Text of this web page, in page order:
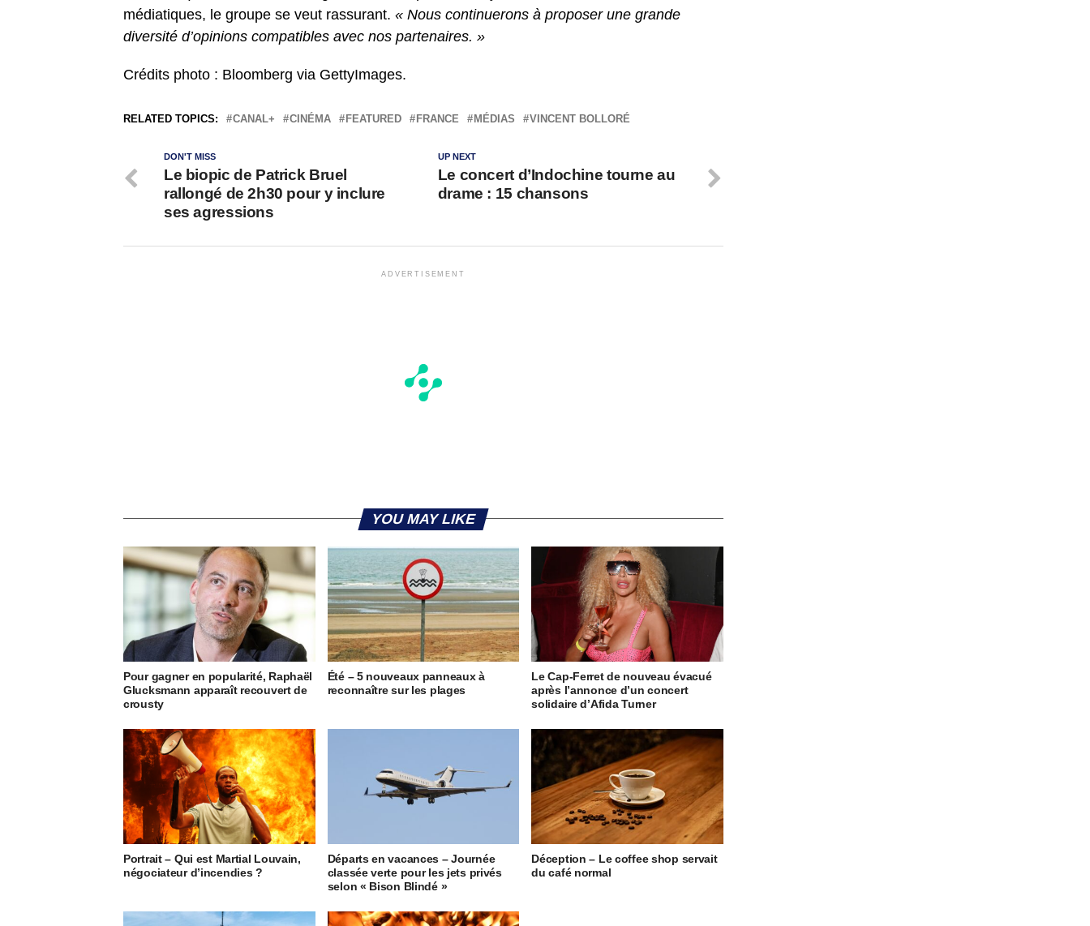
médiatiques, le groupe se veut rassurant. « Nous continuerons à proposer une grande
diversité d’opinions compatibles avec nos partenaires. »
Crédits photo : Bloomberg via GettyImages.
RELATED TOPICS: CANAL+ CINÉMA FEATURED FRANCE MÉDIAS VINCENT BOLLORÉ
UP NEXT
Le concert d’Indochine tourne au
drame : 15 chansons
DON'T MISS
Le biopic de Patrick Bruel
rallongé de 2h30 pour y inclure
ses agressions
ADVERTISEMENT
YOU MAY LIKE
Pour gagner en popularité, Raphaël
Glucksmann apparaît recouvert de
crousty
Été – 5 nouveaux panneaux à
reconnaître sur les plages
Le Cap-Ferret de nouveau évacué
après l’annonce d’un concert
solidaire d’Afida Turner
Portrait – Qui est Martial Louvain,
négociateur d’incendies ?
Départs en vacances – Journée
classée verte pour les jets privés
selon « Bison Blindé »
Déception – Le coffee shop servait
du café normal